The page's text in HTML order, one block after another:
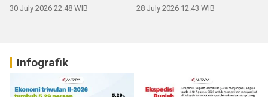
30 July 2026 22:48 WIB 28 July 2026 12:43 WIB
Infografik